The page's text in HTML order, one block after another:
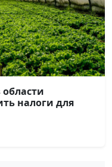
налоги для